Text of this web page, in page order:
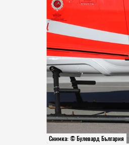
Снимка: © Булевард България